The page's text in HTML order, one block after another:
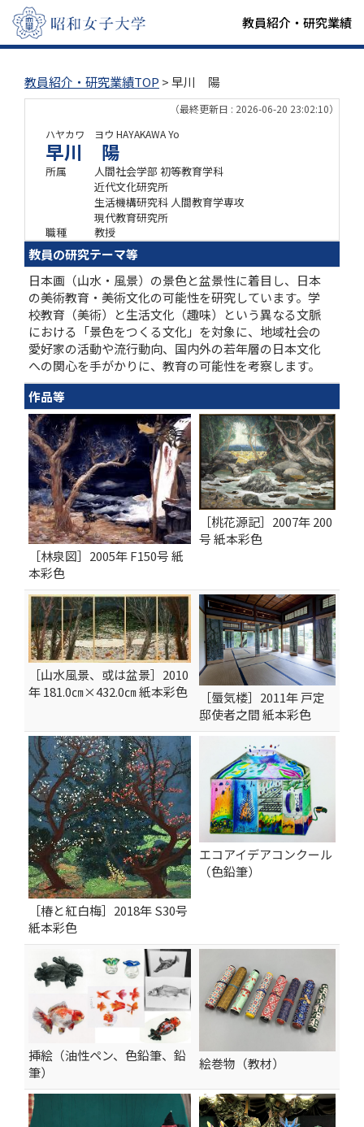
教員紹介・研究業績
教員紹介・研究業績TOP > 早川 陽
（最終更新日 : 2026-06-20 23:02:10）
ハヤカワ ヨウ HAYAKAWA Yo
早川 陽
所属
人間社会学部 初等教育学科
近代文化研究所
生活機構研究科 人間教育学専攻
現代教育研究所
職種
教授
教員の研究テーマ等
日本画（山水・風景）の景色と盆景性に着目し、日本
の美術教育・美術文化の可能性を研究しています。学
校教育（美術）と生活文化（趣味）という異なる文脈
における「景色をつくる文化」を対象に、地域社会の
愛好家の活動や流行動向、国内外の若年層の日本文化
への関心を手がかりに、教育の可能性を考察します。
作品等
［林泉図］2005年 F150号 紙
本彩色
［桃花源記］2007年 200
号 紙本彩色
［山水風景、或は盆景］2010
年 181.0㎝×432.0㎝ 紙本彩色
［蜃気楼］2011年 戸定
邸使者之間 紙本彩色
［椿と紅白梅］2018年 S30号
紙本彩色
エコアイデアコンクール
（色鉛筆）
挿絵（油性ペン、色鉛筆、鉛
筆）
絵巻物（教材）